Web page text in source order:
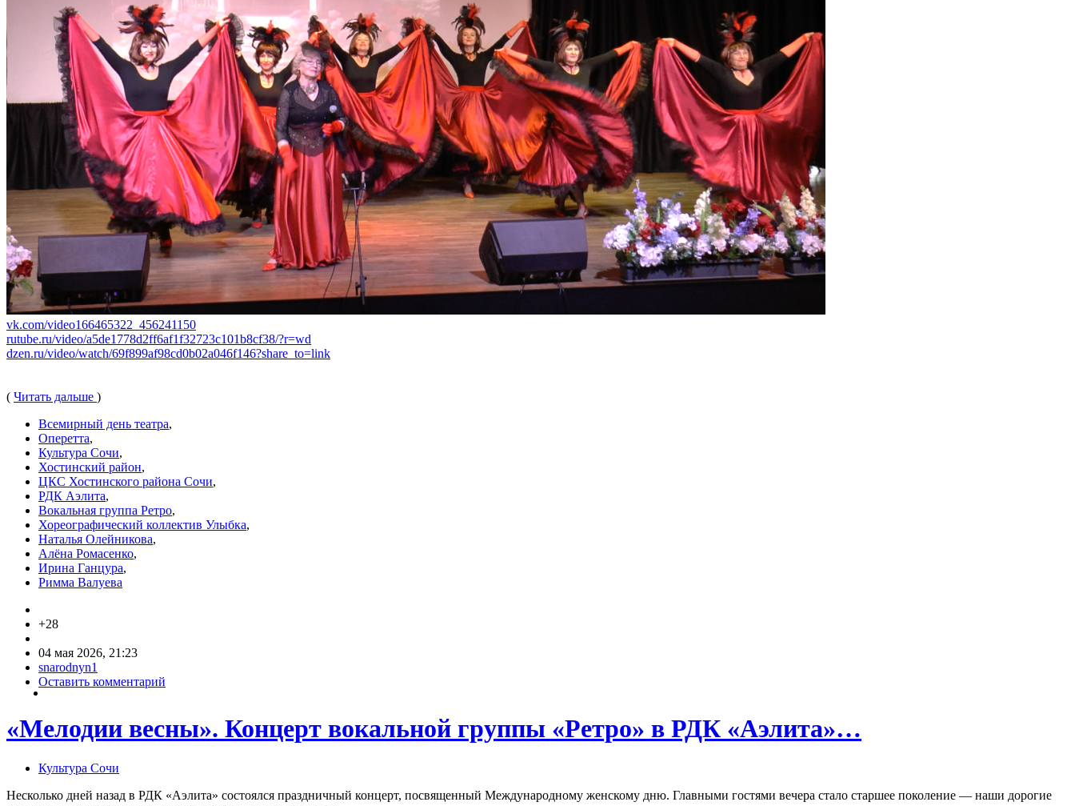
vk.com/video166465322_456241150
rutube.ru/video/a5de1778d2ff6af1f32723c101b8cf38/?r=wd
dzen.ru/video/watch/69f899af98cd0b02a046f146?share_to=link
( Читать дальше )
Всемирный день театра,
Оперетта,
Культура Сочи,
Хостинский район,
ЦКС Хостинского района Сочи,
РДК Аэлита,
Вокальная группа Ретро,
Хореографический коллектив Улыбка,
Наталья Олейникова,
Алёна Ромасенко,
Ирина Ганцура,
Римма Валуева
+28
04 мая 2026, 21:23
snarodnyn1
Оставить комментарий
«Мелодии весны». Концерт вокальной группы «Ретро» в РДК «Аэлита»…
Культура Сочи
Несколько дней назад в РДК «Аэлита» состоялся праздничный концерт, посвященный Международному женскому дню. Главными гостями вечера стало старшее поколение — наши дорогие